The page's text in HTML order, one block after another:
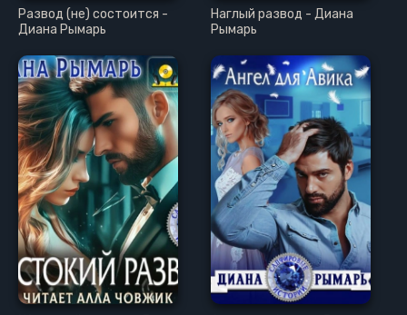
Развод (не) состоится -
Диана Рымарь
Наглый развод - Диана
Рымарь